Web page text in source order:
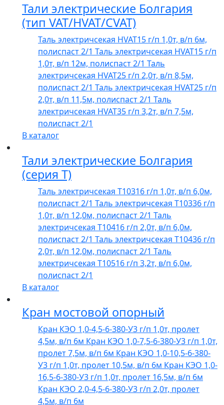
Тали электрические Болгария
(тип VAT/HVAT/CVAT)
Таль электричсекая HVAT15 г/п 1,0т, в/п 6м,
полиспаст 2/1 Таль электричсекая HVAT15 г/п
1,0т, в/п 12м, полиспаст 2/1 Таль
электричсекая HVAT25 г/п 2,0т, в/п 8,5м,
полиспаст 2/1 Таль электричсекая HVAT25 г/п
2,0т, в/п 11,5м, полиспаст 2/1 Таль
электричсекая HVAT35 г/п 3,2т, в/п 7,5м,
полиспаст 2/1
В каталог
Тали электрические Болгария
(серия Т)
Таль электричсекая Т10316 г/п 1,0т, в/п 6,0м,
полиспаст 2/1 Таль электричсекая Т10336 г/п
1,0т, в/п 12,0м, полиспаст 2/1 Таль
электричсекая Т10416 г/п 2,0т, в/п 6,0м,
полиспаст 2/1 Таль электричсекая Т10436 г/п
2,0т, в/п 12,0м, полиспаст 2/1 Таль
электричсекая Т10516 г/п 3,2т, в/п 6,0м,
полиспаст 2/1
В каталог
Кран мостовой опорный
Кран КЭО 1,0-4,5-6-380-У3 г/п 1,0т, пролет
4,5м, в/п 6м Кран КЭО 1,0-7,5-6-380-У3 г/п 1,0т,
пролет 7,5м, в/п 6м Кран КЭО 1,0-10,5-6-380-
У3 г/п 1,0т, пролет 10,5м, в/п 6м Кран КЭО 1,0-
16,5-6-380-У3 г/п 1,0т, пролет 16,5м, в/п 6м
Кран КЭО 2,0-4,5-6-380-У3 г/п 2,0т, пролет
4,5м, в/п 6м